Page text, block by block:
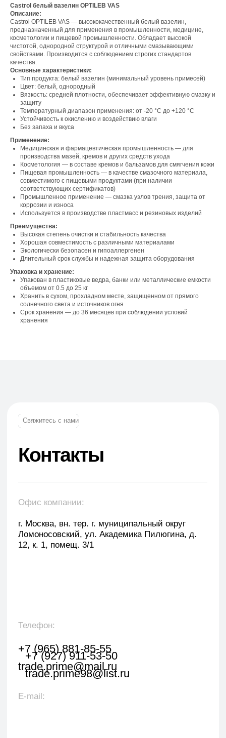
Castrol белый вазелин OPTILEB VAS
Описание:
Castrol OPTILEB VAS — высококачественный белый вазелин,
предназначенный для применения в промышленности, медицине,
косметологии и пищевой промышленности. Обладает высокой
чистотой, однородной структурой и отличными смазывающими
свойствами. Производится с соблюдением строгих стандартов
качества.
Основные характеристики:
Тип продукта: белый вазелин (минимальный уровень примесей)
Цвет: белый, однородный
Вязкость: средней плотности, обеспечивает эффективную смазку и
защиту
Температурный диапазон применения: от -20 °C до +120 °C
Устойчивость к окислению и воздействию влаги
Без запаха и вкуса
Применение:
Медицинская и фармацевтическая промышленность — для
производства мазей, кремов и других средств ухода
Косметология — в составе кремов и бальзамов для смягчения кожи
Пищевая промышленность — в качестве смазочного материала,
совместимого с пищевыми продуктами (при наличии
соответствующих сертификатов)
Промышленное применение — смазка узлов трения, защита от
коррозии и износа
Используется в производстве пластмасс и резиновых изделий
Преимущества:
Высокая степень очистки и стабильность качества
Хорошая совместимость с различными материалами
Экологически безопасен и гипоаллергенен
Длительный срок службы и надежная защита оборудования
Упаковка и хранение:
Упакован в пластиковые ведра, банки или металлические емкости
объемом от 0.5 до 25 кг
Хранить в сухом, прохладном месте, защищенном от прямого
солнечного света и источников огня
Срок хранения — до 36 месяцев при соблюдении условий
хранения
Укажите наименование товара, менеджер
свяжется с вами в течении 1 рабочего часа.
Свяжитесь с нами
Контакты
г. Москва, вн. тер. г. муниципальный округ
Ломоносовский, ул. Академика Пилюгина, д.
12, к. 1, помещ. 3/1
Офис компании: